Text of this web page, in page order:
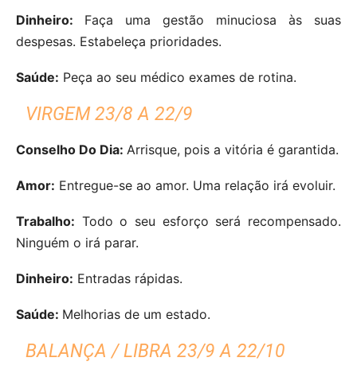
Dinheiro: Faça uma gestão minuciosa às suas
despesas. Estabeleça prioridades.
Saúde: Peça ao seu médico exames de rotina.
VIRGEM 23/8 A 22/9
Conselho Do Dia: Arrisque, pois a vitória é garantida.
Amor: Entregue-se ao amor. Uma relação irá evoluir.
Trabalho: Todo o seu esforço será recompensado.
Ninguém o irá parar.
Dinheiro: Entradas rápidas.
Saúde: Melhorias de um estado.
BALANÇA / LIBRA 23/9 A 22/10